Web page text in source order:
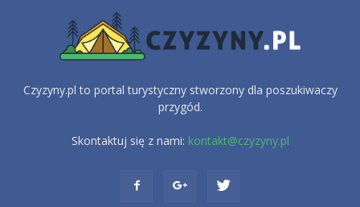
Czyzyny.pl to portal turystyczny stworzony dla poszukiwaczy
przygód.
Skontaktuj się z nami: kontakt@czyzyny.pl